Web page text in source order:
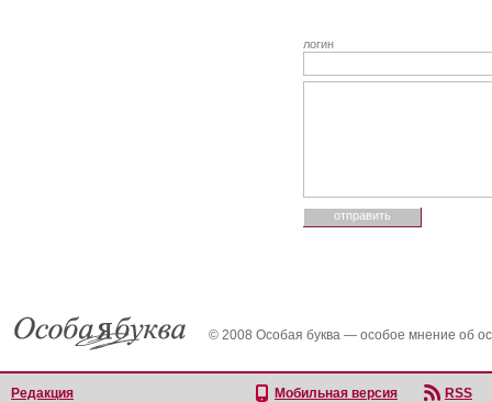
логин
© 2008 Особая буква — особое мнение об
Редакция Мобильная версия
RSS